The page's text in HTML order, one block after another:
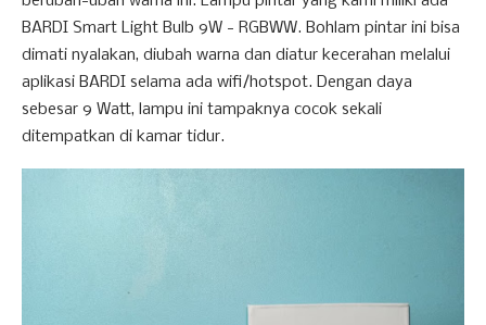
BARDI Smart Light Bulb 9W - RGBWW. Bohlam pintar ini bisa
dimati nyalakan, diubah warna dan diatur kecerahan melalui
aplikasi BARDI selama ada wifi/hotspot. Dengan daya
sebesar 9 Watt, lampu ini tampaknya cocok sekali
ditempatkan di kamar tidur.